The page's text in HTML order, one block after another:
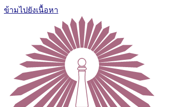
ข้ามไปยังเนื้อหา